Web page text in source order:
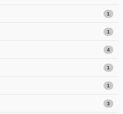
1
1
4
1
1
3